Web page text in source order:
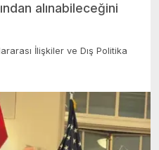
alınabileceğini
İlişkiler ve Dış Politika